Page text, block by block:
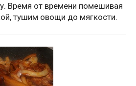
Время от времени помешивая
тушим овощи до мягкости.